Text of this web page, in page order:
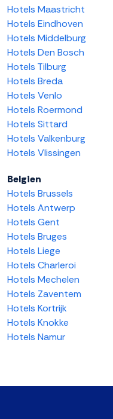
Hotels Maastricht
Hotels Eindhoven
Hotels Middelburg
Hotels Den Bosch
Hotels Tilburg
Hotels Breda
Hotels Venlo
Hotels Roermond
Hotels Sittard
Hotels Valkenburg
Hotels Vlissingen
Belgien
Hotels Brussels
Hotels Antwerp
Hotels Gent
Hotels Bruges
Hotels Liege
Hotels Charleroi
Hotels Mechelen
Hotels Zaventem
Hotels Kortrijk
Hotels Knokke
Hotels Namur